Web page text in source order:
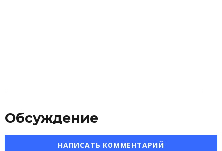
Обсуждение
НАПИСАТЬ КОММЕНТАРИЙ